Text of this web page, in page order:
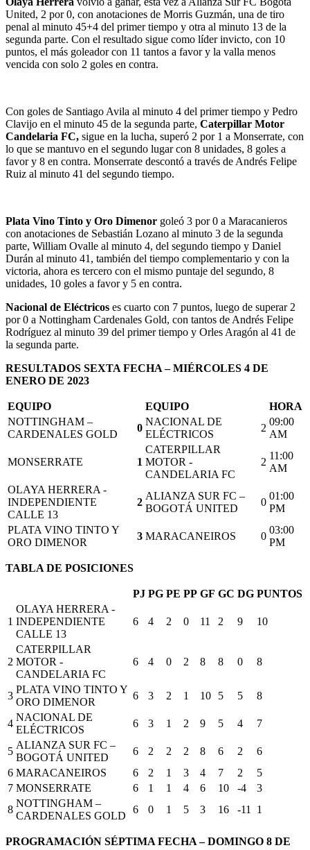
United, 2 por 0, con anotaciones de Morris Guzmán, una de tiro
penal al minuto 45+4 del primer tiempo y otra al minuto 13 de la
segunda parte. Con el resultado sigue como líder invicto, con 10
puntos, el más goleador con 11 tantos a favor y la valla menos
vencida con solo 2 goles en contra.
Con goles de Santiago Avila al minuto 4 del primer tiempo y Pedro
Clavijo en el minuto 45 de la segunda parte, Caterpillar Motor
Candelaria FC, sigue en la lucha, superó 2 por 1 a Monserrate, con
lo que se mantuvo en el segundo lugar con 8 unidades, 8 goles a
favor y 8 en contra. Monserrate descontó a través de Andrés Felipe
Ruiz al minuto 41 del segundo tiempo.
Plata Vino Tinto y Oro Dimenor goleó 3 por 0 a Maracanieros
con anotaciones de Sebastián Lozano al minuto 3 de la segunda
parte, William Ovalle al minuto 4, del segundo tiempo y Daniel
Durán al minuto 41, también del tiempo complementario y con la
victoria, ahora es tercero con el mismo puntaje del segundo, 8
unidades, 10 goles a favor y 5 en contra.
Nacional de Eléctricos es cuarto con 7 puntos, luego de superar 2
por 0 a Nottingham Cardenales Gold, con tantos de Andrés Felipe
Rodríguez al minuto 39 del primer tiempo y Orles Aragón al 41 de
la segunda parte.
RESULTADOS SEXTA FECHA – MIÉRCOLES 4 DE
ENERO DE 2023
EQUIPO EQUIPO
HORA
NOTTINGHAM –
CARDENALES GOLD
0
NACIONAL DE
ELÉCTRICOS
2
09:00
AM
MONSERRATE 1
CATERPILLAR
MOTOR -
CANDELARIA FC
2
11:00
AM
OLAYA HERRERA -
INDEPENDIENTE
CALLE 13
2
ALIANZA SUR FC –
BOGOTÁ UNITED
0
01:00
PM
PLATA VINO TINTO Y
ORO DIMENOR
3 MARACANEIROS 0
03:00
PM
TABLA DE POSICIONES
PJ PG PE PP GF GC DG PUNTOS
1
OLAYA HERRERA -
INDEPENDIENTE
CALLE 13
6 4 2 0 11 2 9 10
2
CATERPILLAR
MOTOR -
CANDELARIA FC
6 4 0 2 8 8 0 8
3
PLATA VINO TINTO Y
ORO DIMENOR
6 3 2 1 10 5 5 8
4
NACIONAL DE
ELÉCTRICOS
6 3 1 2 9 5 4 7
5
ALIANZA SUR FC –
BOGOTÁ UNITED
6 2 2 2 8 6 2
6
6 MARACANEIROS 6 2 1 3 4 7 2
5
7 MONSERRATE 6 1 1 4 6 10 -4
3
8
NOTTINGHAM –
CARDENALES GOLD
6 0 1 5 3 16 -11 1
PROGRAMACIÓN SÉPTIMA FECHA – DOMINGO 8 DE